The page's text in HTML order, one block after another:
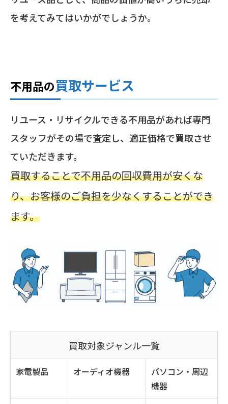
を考えてみてはいかがでしょうか。
不用品の買取サービス
リユース・リサイクルできる不用品があれば専門
スタッフがその場で査定し、適正価格で買取させ
ていただきます。
買取することで不用品の回収費用が安くな
り、お客様のご負担を少なくすることができ
ます。
買取対象ジャンル一覧
家電製品 オーディオ機器
パソコン・周辺
機器